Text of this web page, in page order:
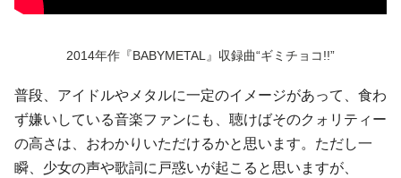
2014年作『BABYMETAL』収録曲“ギミチョコ!!”
普段、アイドルやメタルに一定のイメージがあって、食わ
ず嫌いしている音楽ファンにも、聴けばそのクォリティー
の高さは、おわかりいただけるかと思います。ただし一
瞬、少女の声や歌詞に戸惑いが起こると思いますが、